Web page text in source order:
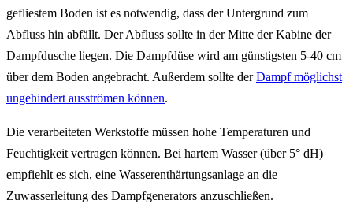
gefliestem Boden ist es notwendig, dass der Untergrund zum
Abfluss hin abfällt. Der Abfluss sollte in der Mitte der Kabine der
Dampfdusche liegen. Die Dampfdüse wird am günstigsten 5-40 cm
über dem Boden angebracht. Außerdem sollte derDampf möglichst
ungehindert ausströmen können.
Die verarbeiteten Werkstoffe müssen hohe Temperaturen und
Feuchtigkeit vertragen können. Bei hartem Wasser (über 5° dH)
empfiehlt es sich, eine Wasserenthärtungsanlage an die
Zuwasserleitung des Dampfgenerators anzuschließen.